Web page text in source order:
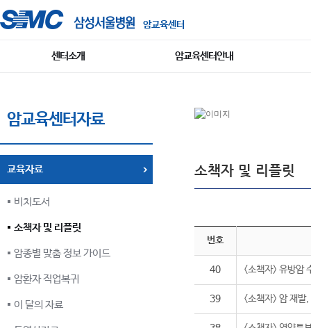
암교육센터
센터소개 암교육센터안내
암교육센터자료
교육자료
비치도서
소책자 및 리플릿
암종별 맞춤 정보 가이드
암환자 직업복귀
이 달의 자료
소책자 및 리플릿
번호
40 <소책자> 유방암
39 <소책자> 암 재발